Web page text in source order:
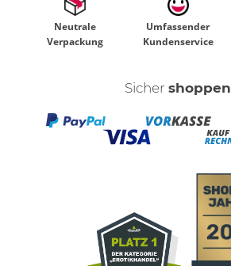
Neutrale
Verpackung
Umfassender
Kundenservice
Sicher shoppen